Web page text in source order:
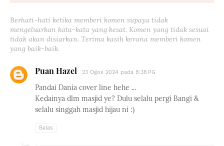
Berhati-hati ketika memberi komen supaya tidak
mengeluarkan kata-kata yang kesat. Komen yang tidak sesuai
tidak akan disiarkan. Terima kasih kerana memberi komen
yang baik-baik.
Puan Hazel 23 Ogos 2024 pada 8:38 PG
Pandai Dania cover line hehe ...
Kedainya dlm masjid ye? Dulu selalu pergi Bangi &
selalu singgah masjid hijau ni :)
Balas